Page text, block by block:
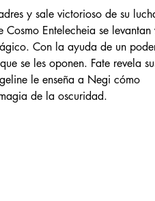
y sale victorioso de su
Entelecheia se levantan
Con la ayuda de un
se les oponen. Fate revela
le enseña a Negi cómo
de la oscuridad.